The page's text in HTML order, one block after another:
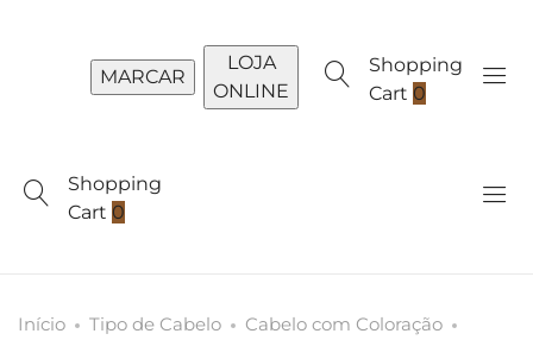
MARCAR
LOJA
ONLINE
Shopping
Cart 0
Shopping
Cart 0
Início Tipo de Cabelo
Cabelo com Coloração